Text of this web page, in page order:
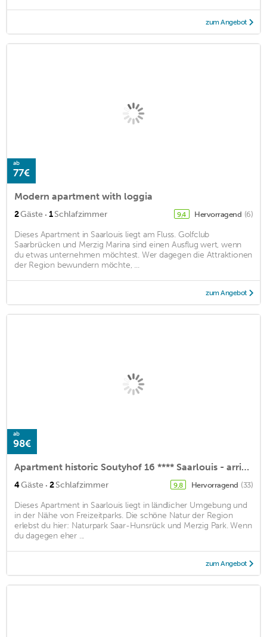
zum Angebot
ab
77€
Modern apartment with loggia
2Gäste · 1Schlafzimmer 9,4 Hervorragend (6)
Dieses Apartment in Saarlouis liegt am Fluss. Golfclub
Saarbrücken und Merzig Marina sind einen Ausflug wert, wenn
du etwas unternehmen möchtest. Wer dagegen die Attraktionen
der Region bewundern möchte, ...
zum Angebot
ab
98€
Apartment historic Soutyhof 16 **** Saarlouis - arrive and feel good
4Gäste · 2Schlafzimmer 9,8 Hervorragend (33)
Dieses Apartment in Saarlouis liegt in ländlicher Umgebung und
in der Nähe von Freizeitparks. Die schöne Natur der Region
erlebst du hier: Naturpark Saar-Hunsrück und Merzig Park. Wenn
du dagegen eher ...
zum Angebot